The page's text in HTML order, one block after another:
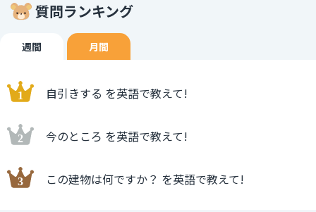
質問ランキング
週間 月間
自引きする を英語で教えて!
今のところ を英語で教えて!
この建物は何ですか？ を英語で教えて!